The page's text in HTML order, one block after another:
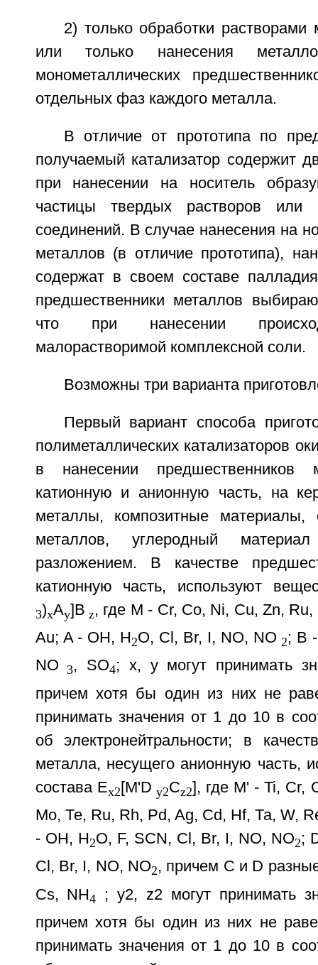
2) только обработки растворами
или только нанесения
монометаллических
отдельных фаз каждого металла.
В отличие от прототипа по
получаемый катализатор содержит
при нанесении на носитель
частицы твердых растворов или
соединений. В случае нанесения на
металлов (в отличие прототипа),
содержат в своем составе
предшественники металлов
что при нанесении
малорастворимой комплексной соли.
Возможны три варианта
Первый вариант способа
полиметаллических катализаторов
в нанесении предшественников
катионную и анионную часть, на
металлы, композитные материалы,
металлов, углеродный
разложением. В качестве
катионную часть, используют
3)хАу]В z, где М - Cr, Co, Ni, Cu, Zn,
Au; A - ОН, Н2О, Cl, Br, I, NO, NO 2; В
NO 3, SO4; x, у могут принимать
причем хотя бы один из них не
принимать значения от 1 до 10 в
об электронейтральности; в
металла, несущего анионную часть,
состава Ex2 [M'D у2Cz2], где М' - Ti, Cr,
Mo, Те, Ru, Rh, Pd, Ag, Cd, Hf, Та, W,
- ОН, Н2O, F, SCN, Cl, Br, I, NO, NO2;
Cl, Br, I, NO, NO2, причем С и D
Cs, NH4
; у2, z2 могут принимать
причем хотя бы один из них не
принимать значения от 1 до 10 в